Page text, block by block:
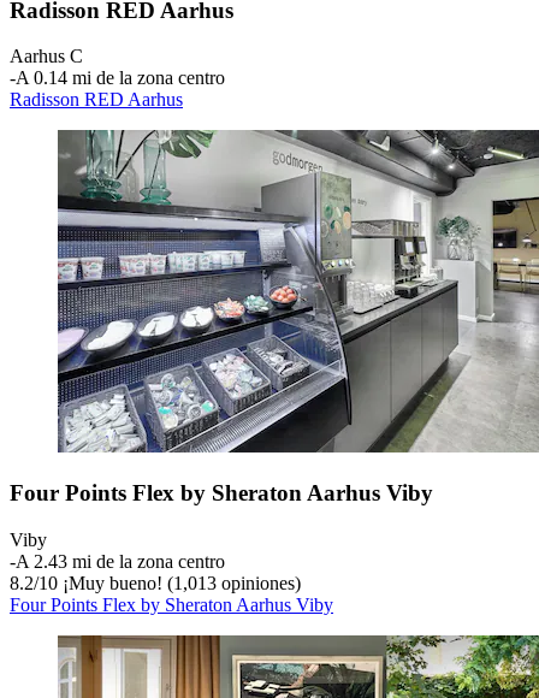
Radisson RED Aarhus
Aarhus C
‐A 0.14 mi de la zona centro
Radisson RED Aarhus
Four Points Flex by Sheraton Aarhus Viby
Viby
‐A 2.43 mi de la zona centro
8.2/10 ¡Muy bueno! (1,013 opiniones)
Four Points Flex by Sheraton Aarhus Viby